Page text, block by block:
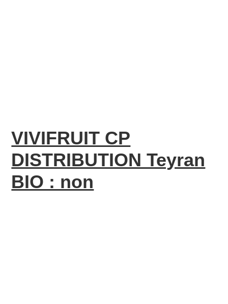
VIVIFRUIT CP
DISTRIBUTION Teyran
BIO : non